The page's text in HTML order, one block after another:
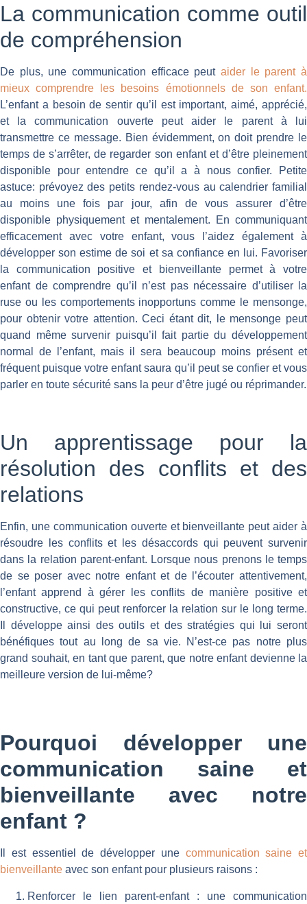
La communication comme outil
de compréhension
De plus, une communication efficace peut aider le parent à
mieux comprendre les besoins émotionnels de son enfant.
L’enfant a besoin de sentir qu’il est important, aimé, apprécié,
et la communication ouverte peut aider le parent à lui
transmettre ce message. Bien évidemment, on doit prendre le
temps de s’arrêter, de regarder son enfant et d’être pleinement
disponible pour entendre ce qu’il a à nous confier. Petite
astuce: prévoyez des petits rendez-vous au calendrier familial
au moins une fois par jour, afin de vous assurer d’être
disponible physiquement et mentalement. En communiquant
efficacement avec votre enfant, vous l’aidez également à
développer son estime de soi et sa confiance en lui. Favoriser
la communication positive et bienveillante permet à votre
enfant de comprendre qu’il n’est pas nécessaire d’utiliser la
ruse ou les comportements inopportuns comme le mensonge,
pour obtenir votre attention. Ceci étant dit, le mensonge peut
quand même survenir puisqu’il fait partie du développement
normal de l’enfant, mais il sera beaucoup moins présent et
fréquent puisque votre enfant saura qu’il peut se confier et vous
parler en toute sécurité sans la peur d’être jugé ou réprimander.
Un apprentissage pour la
résolution des conflits et des
relations
Enfin, une communication ouverte et bienveillante peut aider à
résoudre les conflits et les désaccords qui peuvent survenir
dans la relation parent-enfant. Lorsque nous prenons le temps
de se poser avec notre enfant et de l’écouter attentivement,
l’enfant apprend à gérer les conflits de manière positive et
constructive, ce qui peut renforcer la relation sur le long terme.
Il développe ainsi des outils et des stratégies qui lui seront
bénéfiques tout au long de sa vie. N’est-ce pas notre plus
grand souhait, en tant que parent, que notre enfant devienne la
meilleure version de lui-même?
Pourquoi développer une
communication saine et
bienveillante avec notre
enfant ?
Il est essentiel de développer une communication saine et
bienveillante avec son enfant pour plusieurs raisons :
Renforcer le lien parent-enfant : une communication